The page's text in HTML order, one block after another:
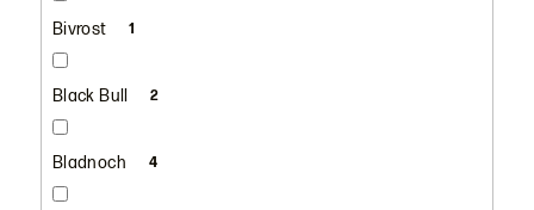
Bivrost 1
Black Bull 2
Bladnoch 4